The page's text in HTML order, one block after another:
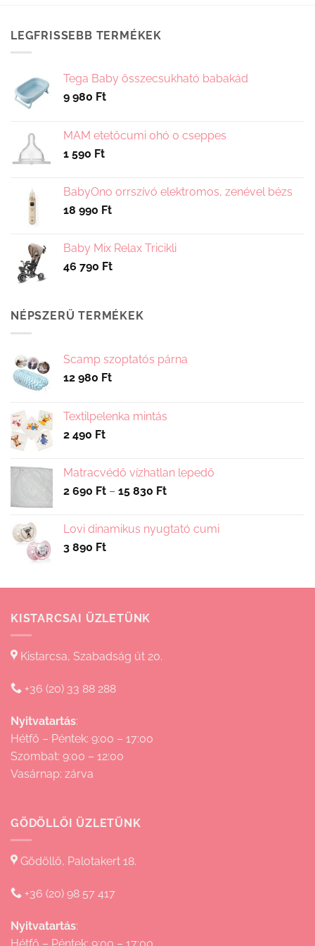
változatok
LEGFRISSEBB TERMÉKEK
Tega Baby összecsukható babakád
9 980 Ft
MAM etetőcumi 0hó 0 cseppes
1 590 Ft
BabyOno orrszívó elektromos, zenével bézs
18 990 Ft
Baby Mix Relax Tricikli
46 790 Ft
NÉPSZERŰ TERMÉKEK
Scamp szoptatós párna
12 980 Ft
Textilpelenka mintás
2 490 Ft
Matracvédő vízhatlan lepedő
2 690 Ft – 15 830 FtÁrtartomány:
-
Lovi dinamikus nyugtató cumi
3 890 Ft
KISTARCSAI ÜZLETÜNK
Kistarcsa, Szabadság út 20.
+36 (20) 33 88 288
Nyitvatartás:
Hétfő – Péntek: 9:00 – 17:00
Szombat: 9:00 – 12:00
Vasárnap: zárva
GÖDÖLLŐI ÜZLETÜNK
Gödöllő, Palotakert 18.
+36 (20) 98 57 417
Nyitvatartás: